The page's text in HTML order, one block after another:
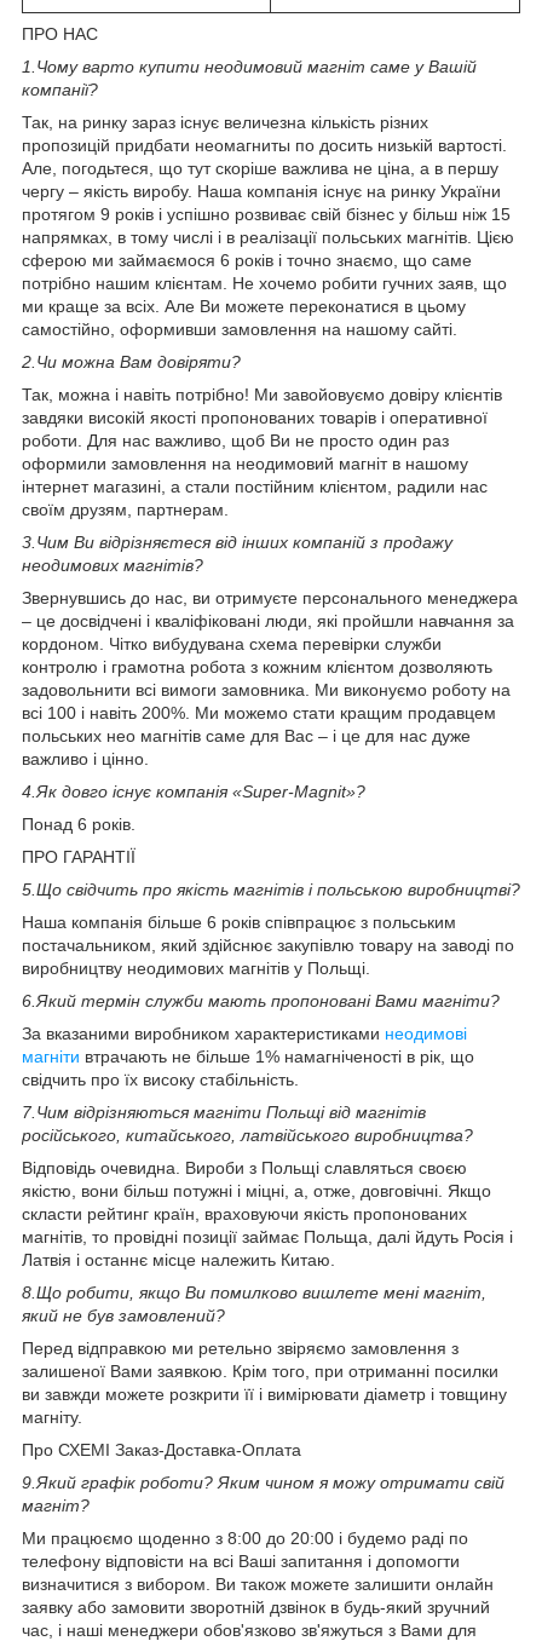
ПРО НАС
1. Чому варто купити неодимовий магніт саме у Вашій
компанії?
Так, на ринку зараз існує величезна кількість різних
пропозицій придбати неомагниты по досить низькій вартості.
Але, погодьтеся, що тут скоріше важлива не ціна, а в першу
чергу – якість виробу. Наша компанія існує на ринку України
протягом 9 років і успішно розвиває свій бізнес у більш ніж 15
напрямках, в тому числі і в реалізації польських магнітів. Цією
сферою ми займаємося 6 років і точно знаємо, що саме
потрібно нашим клієнтам. Не хочемо робити гучних заяв, що
ми краще за всіх. Але Ви можете переконатися в цьому
самостійно, оформивши замовлення на нашому сайті.
2. Чи можна Вам довіряти?
Так, можна і навіть потрібно! Ми завойовуємо довіру клієнтів
завдяки високій якості пропонованих товарів і оперативної
роботи. Для нас важливо, щоб Ви не просто один раз
оформили замовлення на неодимовий магніт в нашому
інтернет магазині, а стали постійним клієнтом, радили нас
своїм друзям, партнерам.
3. Чим Ви відрізняєтеся від інших компаній з продажу
неодимових магнітів?
Звернувшись до нас, ви отримуєте персонального менеджера
– це досвідчені і кваліфіковані люди, які пройшли навчання за
кордоном. Чітко вибудувана схема перевірки служби
контролю і грамотна робота з кожним клієнтом дозволяють
задовольнити всі вимоги замовника. Ми виконуємо роботу на
всі 100 і навіть 200%. Ми можемо стати кращим продавцем
польських нео магнітів саме для Вас – і це для нас дуже
важливо і цінно.
4. Як довго існує компанія «Super-Magnit»?
Понад 6 років.
ПРО ГАРАНТІЇ
5. Що свідчить про якість магнітів і польською виробництві?
Наша компанія більше 6 років співпрацює з польським
постачальником, який здійснює закупівлю товару на заводі по
виробництву неодимових магнітів у Польщі.
6. Який термін служби мають пропоновані Вами магніти?
За вказаними виробником характеристиками неодимові
магніти втрачають не більше 1% намагніченості в рік, що
свідчить про їх високу стабільність.
7. Чим відрізняються магніти Польщі від магнітів
російського, китайського, латвійського виробництва?
Відповідь очевидна. Вироби з Польщі славляться своєю
якістю, вони більш потужні і міцні, а, отже, довговічні. Якщо
скласти рейтинг країн, враховуючи якість пропонованих
магнітів, то провідні позиції займає Польща, далі йдуть Росія і
Латвія і останнє місце належить Китаю.
8. Що робити, якщо Ви помилково вишлете мені магніт,
який не був замовлений?
Перед відправкою ми ретельно звіряємо замовлення з
залишеної Вами заявкою. Крім того, при отриманні посилки
ви завжди можете розкрити її і вимірювати діаметр і товщину
магніту.
Про СХЕМІ Заказ-Доставка-Оплата
9. Який графік роботи? Яким чином я можу отримати свій
магніт?
Ми працюємо щоденно з 8:00 до 20:00 і будемо раді по
телефону відповісти на всі Ваші запитання і допомогти
визначитися з вибором. Ви також можете залишити онлайн
заявку або замовити зворотній дзвінок в будь-який зручний
час, і наші менеджери обов'язково зв'яжуться з Вами для